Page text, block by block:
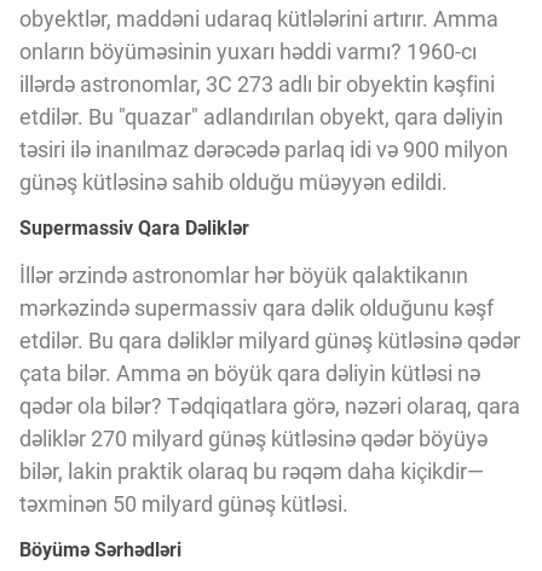
İSTIFADƏ ŞƏRTLƏRİ
MƏXFİLİK SİYASƏTİ
Haqqımızda
Vizyoner Baxışı
Innovasiya Bələdçisi
Gələcəyin Təhlili
obyektlər, maddəni udaraq kütlələrini artırır. Amma
onların böyüməsinin yuxarı həddi varmı? 1960-cı
illərdə astronomlar, 3C 273 adlı bir obyektin kəşfini
etdilər. Bu "quazar" adlandırılan obyekt, qara dəliyin
təsiri ilə inanılmaz dərəcədə parlaq idi və 900 milyon
günəş kütləsinə sahib olduğu müəyyən edildi.
Supermassiv Qara Dəliklər
İllər ərzində astronomlar hər böyük qalaktikanın
mərkəzində supermassiv qara dəlik olduğunu kəşf
etdilər. Bu qara dəliklər milyard günəş kütləsinə qədər
çata bilər. Amma ən böyük qara dəliyin kütləsi nə
qədər ola bilər? Tədqiqatlara görə, nəzəri olaraq, qara
dəliklər 270 milyard günəş kütləsinə qədər böyüyə
bilər, lakin praktik olaraq bu rəqəm daha kiçikdir—
təxminən 50 milyard günəş kütləsi.
Böyümə Sərhədləri